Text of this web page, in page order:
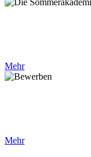
Mehr
Mehr